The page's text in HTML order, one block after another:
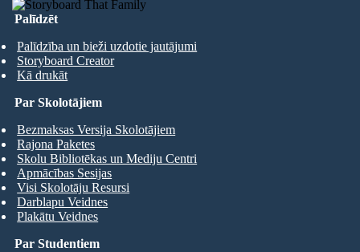
Palīdzēt
Palīdzība un bieži uzdotie jautājumi
Storyboard Creator
Kā drukāt
Par Studentiem
Par Skolotājiem
Bezmaksas Versija Skolotājiem
Rajona Paketes
Skolu Bibliotēkas un Mediju Centri
Apmācības Sesijas
Visi Skolotāju Resursi
Darblapu Veidnes
Plakātu Veidnes